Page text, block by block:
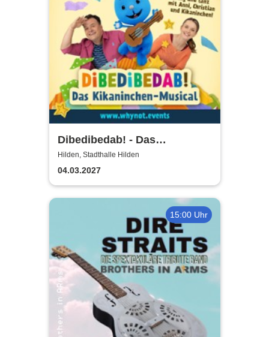
Dibedibedab! - Das
Kikaninchen-Musical
Hilden, Stadthalle Hilden
04.03.2027
15:00 Uhr